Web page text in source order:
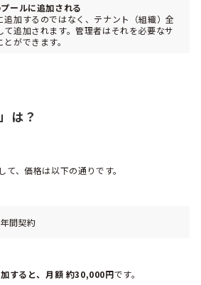
ールに追加される
追加するのではなく、テナント（組織）全
て追加されます。管理者はそれを必要なサ
ができます。
は？
、価格は以下の通りです。
間契約
すると、月額 約30,000円です。